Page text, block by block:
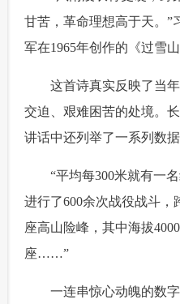
甘苦，革命理想高于天。”
军在1965年创作的《过雪
这首诗真实反映了当年
交迫、艰难困苦的处境。
讲话中还列举了一系列数据
“平均每300米就有一名
进行了600余次战役战斗，
座高山险峰，其中海拔
座……”
一连串惊心动魄的数字